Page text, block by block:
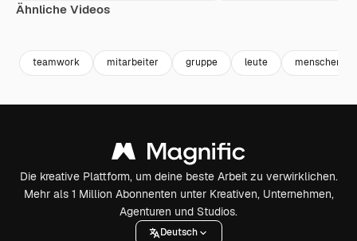
Ähnliche Videos
teamwork mitarbeiter gruppe leute menschen
Die kreative Plattform, um deine beste Arbeit zu verwirklichen.
Mehr als 1 Million Abonnenten unter Kreativen, Unternehmen,
Agenturen und Studios.
Deutsch